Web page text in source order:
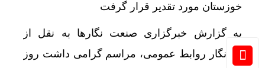
خوزستان مورد تقدیر قرار گرفت
به گزارش خبرگزاری صنعت نگارها به نقل از
خبرنگار روابط عمومی، مراسم گرامی داشت روز